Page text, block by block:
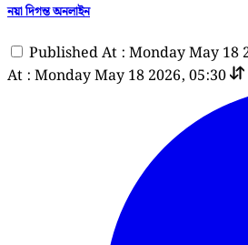
নয়া দিগন্ত অনলাইন
Published At : Monday May 18
At : Monday May 18 2026, 05:30